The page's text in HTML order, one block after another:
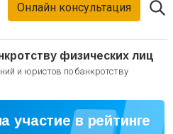
физических лиц
и юристов по банкротству
Онлайн консультация
участие в рейтинге